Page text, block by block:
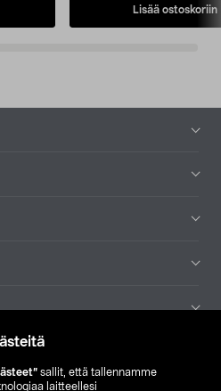
sallit, että tallennamme
laitteellesi
Lisää ostoskoriin
myymälä